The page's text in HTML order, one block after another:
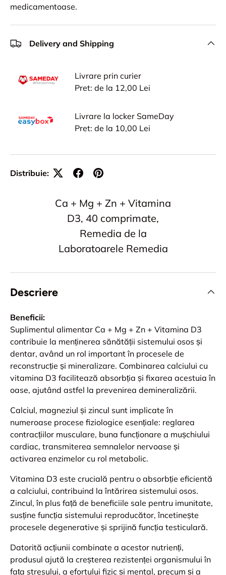
medicamentoase.
Delivery and Shipping
Livrare prin curier
Pret: de la 12,00 Lei
Livrare la locker SameDay
Pret: de la 10,00 Lei
Distribuie:
Ca + Mg + Zn + Vitamina
D3, 40 comprimate,
Remedia de la
Laboratoarele Remedia
Descriere
Beneficii:
Suplimentul alimentar Ca + Mg + Zn + Vitamina D3
contribuie la menținerea sănătății sistemului osos și
dentar, având un rol important în procesele de
reconstrucție și mineralizare. Combinarea calciului cu
vitamina D3 facilitează absorbția și fixarea acestuia în
oase, ajutând astfel la prevenirea demineralizării.
Calciul, magneziul și zincul sunt implicate în
numeroase procese fiziologice esențiale: reglarea
contracțiilor musculare, buna funcționare a mușchiului
cardiac, transmiterea semnalelor nervoase și
activarea enzimelor cu rol metabolic.
Vitamina D3 este crucială pentru o absorbție eficientă
a calciului, contribuind la întărirea sistemului osos.
Zincul, în plus față de beneficiile sale pentru imunitate,
susține funcția sistemului reproducător, încetinește
procesele degenerative și sprijină funcția testiculară.
Datorită acțiunii combinate a acestor nutrienți,
produsul ajută la creșterea rezistenței organismului în
fața stresului, a efortului fizic și mental, precum și a